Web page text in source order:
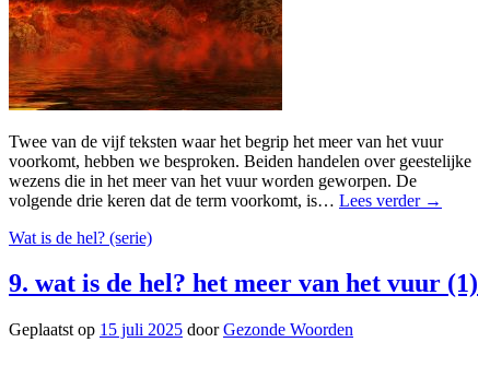
Twee van de vijf teksten waar het begrip het meer van het vuur
voorkomt, hebben we besproken. Beiden handelen over geestelijke
wezens die in het meer van het vuur worden geworpen. De
volgende drie keren dat de term voorkomt, is… Lees verder →
Wat is de hel? (serie)
9. wat is de hel? het meer van het vuur (1)
Geplaatst op 15 juli 2025 doorGezonde Woorden